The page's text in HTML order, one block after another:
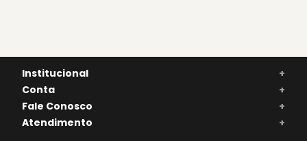
Institucional
+
Conta
+
Fale Conosco
+
Atendimento
+